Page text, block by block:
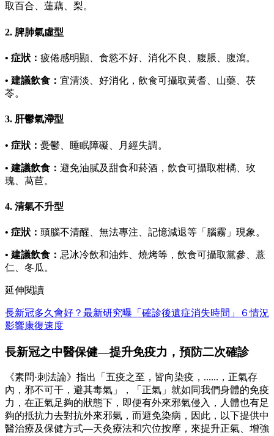
取百合、蓮藕、梨。
2. 脾肺氣虛型
• 症狀： 疲倦感明顯、食慾不好、消化不良、腹脹、腹瀉。
• 建議飲食： 宜清淡、好消化，飲食可攝取黃耆、山藥、茯
苓。
3. 肝鬱氣滯型
• 症狀： 憂鬱、睡眠障礙、月經失調。
• 建議飲食： 避免油膩及甜食和菸酒，飲食可攝取柑橘、玫
瑰、萵苣。
4. 清氣不升型
• 症狀： 頭腦不清醒、無法專注、記憶減退等「腦霧」現象。
• 建議飲食： 忌冰冷飲和油炸、燒烤等，飲食可攝取黨參、薏
仁、冬瓜。
延伸閱讀
長新冠多久會好？最新研究曝「確診後遺症消失時間」６情況
影響康復速度
長新冠之中醫保健—提升免疫力，預防二次確診
《素問·刺法論》指出「五疫之至，皆向染疫，......，正氣存
內，邪不可干，避其毒氣」，「正氣」就如同我們身體的免疫
力，在正氣足夠的狀態下，即便有外來邪氣侵入，人體也有足
夠的抵抗力去對抗外來邪氣，而避免染病，因此，以下提供中
醫治療及保健方式—天灸療法和穴位按摩，來提升正氣、增強